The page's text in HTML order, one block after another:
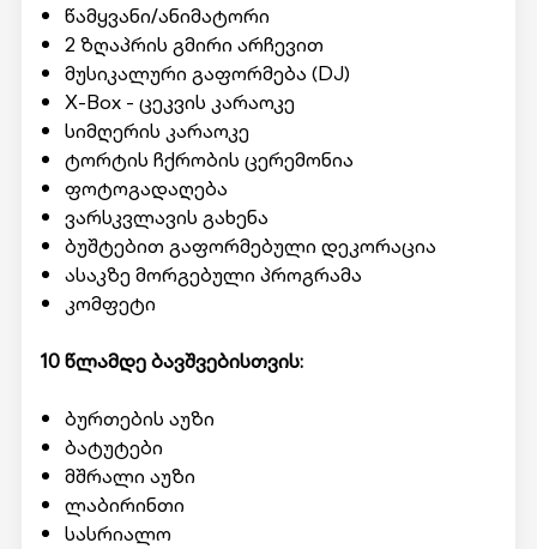
წამყვანი/ანიმატორი
2 ზღაპრის გმირი არჩევით
მუსიკალური გაფორმება (DJ)
X-Box - ცეკვის კარაოკე
სიმღერის კარაოკე
ტორტის ჩქრობის ცერემონია
ფოტოგადაღება
ვარსკვლავის გახენა
ბუშტებით გაფორმებული დეკორაცია
ასაკზე მორგებული პროგრამა
კომფეტი
10 წლამდე ბავშვებისთვის:
ბურთების აუზი
ბატუტები
მშრალი აუზი
ლაბირინთი
სასრიალო